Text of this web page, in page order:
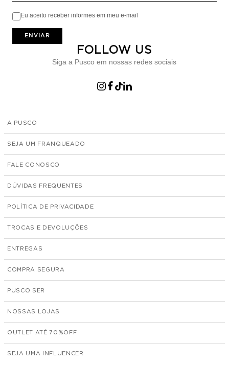
Eu aceito receber informes em meu e-mail
ENVIAR
FOLLOW US
Siga a Pusco em nossas redes sociais
A PUSCO
SEJA UM FRANQUEADO
FALE CONOSCO
DÚVIDAS FREQUENTES
POLÍTICA DE PRIVACIDADE
TROCAS E DEVOLUÇÕES
ENTREGAS
COMPRA SEGURA
PUSCO SER
NOSSAS LOJAS
OUTLET ATÉ 70%
SEJA UMA INFLUENCER